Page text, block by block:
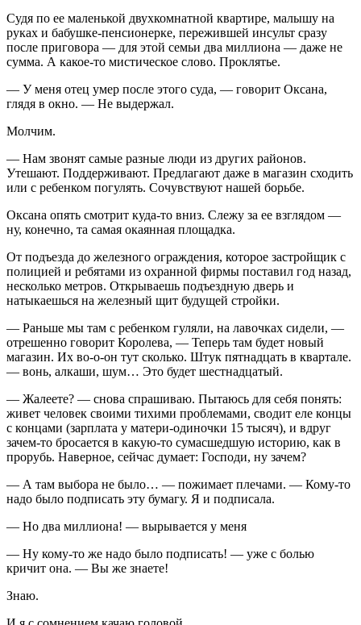
Судя по ее маленькой двухкомнатной квартире, малышу на
руках и бабушке-пенсионерке, пережившей инсульт сразу
после приговора — для этой семьи два миллиона — даже не
сумма. А какое-то мистическое слово. Проклятье.
— У меня отец умер после этого суда, — говорит Оксана,
глядя в окно. — Не выдержал.
Молчим.
— Нам звонят самые разные люди из других районов.
Утешают. Поддерживают. Предлагают даже в магазин сходить
или с ребенком погулять. Сочувствуют нашей борьбе.
Оксана опять смотрит куда-то вниз. Слежу за ее взглядом —
ну, конечно, та самая окаянная площадка.
От подъезда до железного ограждения, которое застройщик с
полицией и ребятами из охранной фирмы поставил год назад,
несколько метров. Открываешь подъездную дверь и
натыкаешься на железный щит будущей стройки.
— Раньше мы там с ребенком гуляли, на лавочках сидели, —
отрешенно говорит Королева, — Теперь там будет новый
магазин. Их во-о-он тут сколько. Штук пятнадцать в квартале.
— вонь, алкаши, шум… Это будет шестнадцатый.
— Жалеете? — снова спрашиваю. Пытаюсь для себя понять:
живет человек своими тихими проблемами, сводит еле концы
с концами (зарплата у матери-одиночки 15 тысяч), и вдруг
зачем-то бросается в какую-то сумасшедшую историю, как в
прорубь. Наверное, сейчас думает: Господи, ну зачем?
— А там выбора не было… — пожимает плечами. — Кому-то
надо было подписать эту бумагу. Я и подписала.
— Но два миллиона! — вырывается у меня
— Ну кому-то же надо было подписать! — уже с болью
кричит она. — Вы же знаете!
Знаю.